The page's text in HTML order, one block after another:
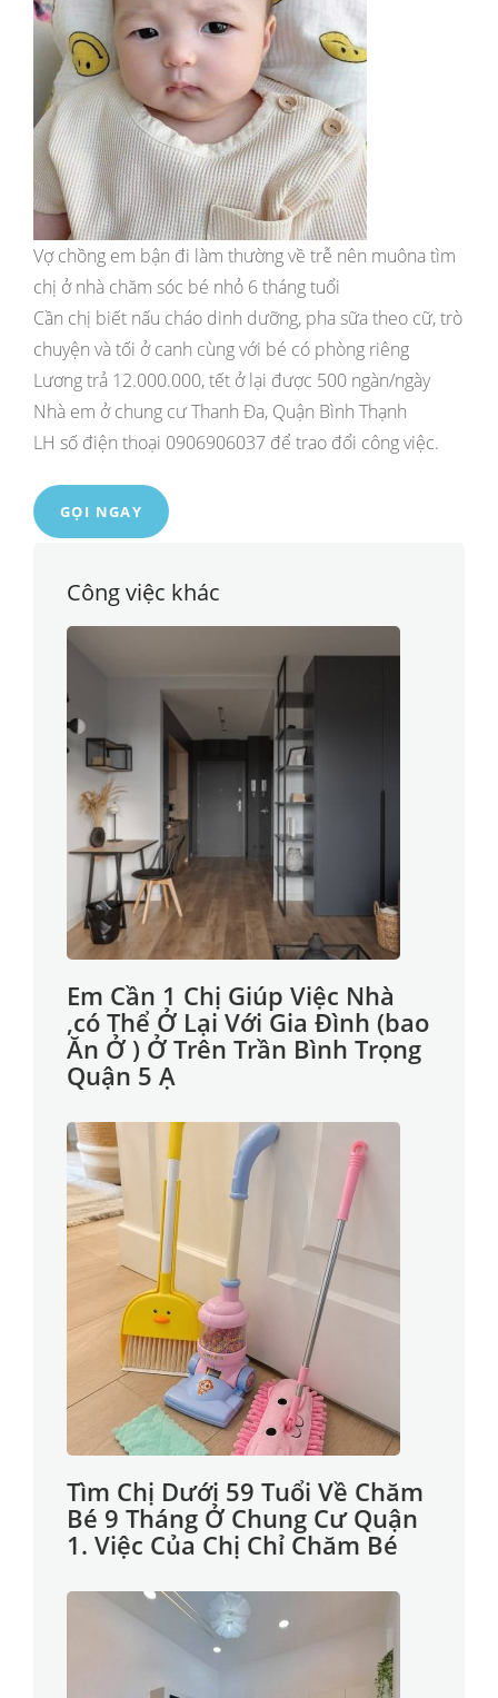
Vợ chồng em bận đi làm thường về trễ nên muôna tìm
chị ở nhà chăm sóc bé nhỏ 6 tháng tuổi
Cần chị biết nấu cháo dinh dưỡng, pha sữa theo cữ, trò
chuyện và tối ở canh cùng với bé có phòng riêng
Lương trả 12.000.000, tết ở lại được 500 ngàn/ngày
Nhà em ở chung cư Thanh Đa, Quận Bình Thạnh
LH số điện thoại 0906906037 để trao đổi công việc.
GỌI NGAY
Công việc khác
Em Cần 1 Chị Giúp Việc Nhà
,có Thể Ở Lại Với Gia Đình (bao
Ăn Ở ) Ở Trên Trần Bình Trọng
Quận 5 Ạ
Tìm Chị Dưới 59 Tuổi Về Chăm
Bé 9 Tháng Ở Chung Cư Quận
1. Việc Của Chị Chỉ Chăm Bé